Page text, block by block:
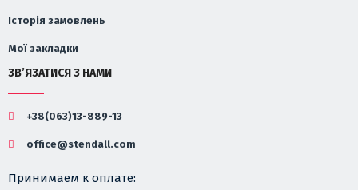
Історія замовлень
Мої закладки
ЗВ’ЯЗАТИСЯ З НАМИ
+38(063)13-889-13
office@stendall.com
Принимаем к оплате: